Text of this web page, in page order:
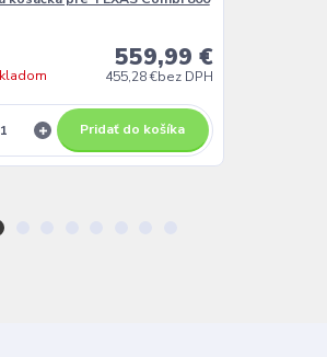
559,99 €
455,28 €bez DPH
Pridať do košíka